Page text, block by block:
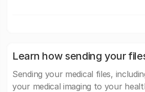
Learn how sending your
Sending your medical files,
your medical imaging to your